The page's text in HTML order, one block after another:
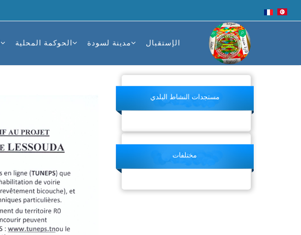
الإستقبال مدينة لسودة الحوكمة المحلية
مستجدات النشاط البلدي
مختلفات